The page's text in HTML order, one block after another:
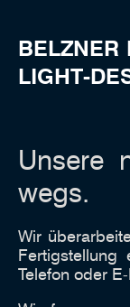
BELZNER
LIGHT-
Unsere
wegs.
Wir
Fertig­stellung
Telefon oder